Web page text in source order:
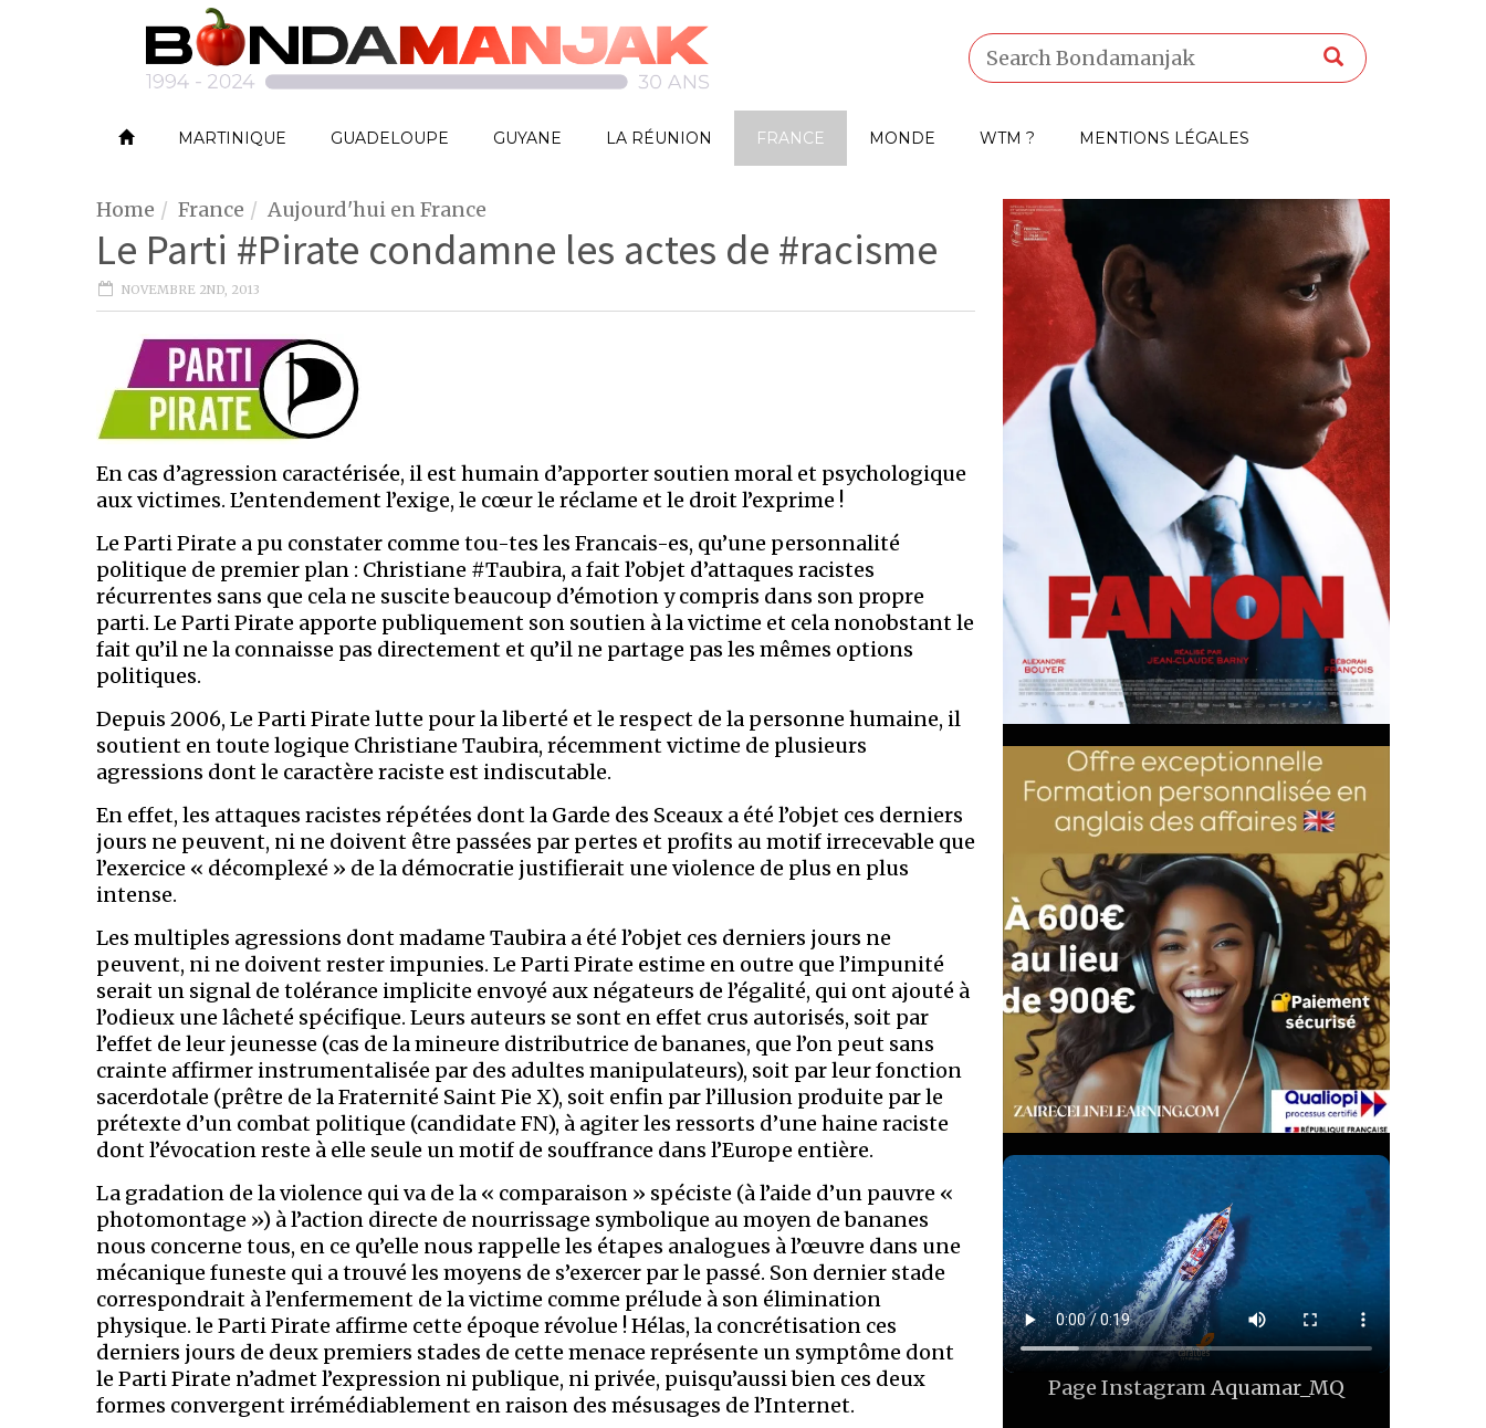
MARTINIQUE GUADELOUPE GUYANE LA RÉUNION FRANCE MONDE WTM ? MENTIONS LÉGALES
Home France Aujourd'hui en France
Le Parti #Pirate condamne les actes de #racisme
NOVEMBRE 2ND, 2013
En cas d’agression caractérisée, il est humain d’apporter soutien moral et psychologique
aux victimes. L’entendement l’exige, le cœur le réclame et le droit l’exprime !
Le Parti Pirate a pu constater comme tou-tes les Francais-es, qu’une personnalité
politique de premier plan : Christiane #Taubira, a fait l’objet d’attaques racistes
récurrentes sans que cela ne suscite beaucoup d’émotion y compris dans son propre
parti. Le Parti Pirate apporte publiquement son soutien à la victime et cela nonobstant le
fait qu’il ne la connaisse pas directement et qu’il ne partage pas les mêmes options
politiques.
Depuis 2006, Le Parti Pirate lutte pour la liberté et le respect de la personne humaine, il
soutient en toute logique Christiane Taubira, récemment victime de plusieurs
agressions dont le caractère raciste est indiscutable.
En effet, les attaques racistes répétées dont la Garde des Sceaux a été l’objet ces derniers
jours ne peuvent, ni ne doivent être passées par pertes et profits au motif irrecevable que
l’exercice « décomplexé » de la démocratie justifierait une violence de plus en plus
intense.
Les multiples agressions dont madame Taubira a été l’objet ces derniers jours ne
peuvent, ni ne doivent rester impunies. Le Parti Pirate estime en outre que l’impunité
serait un signal de tolérance implicite envoyé aux négateurs de l’égalité, qui ont ajouté à
l’odieux une lâcheté spécifique. Leurs auteurs se sont en effet crus autorisés, soit par
l’effet de leur jeunesse (cas de la mineure distributrice de bananes, que l’on peut sans
crainte affirmer instrumentalisée par des adultes manipulateurs), soit par leur fonction
sacerdotale (prêtre de la Fraternité Saint Pie X), soit enfin par l’illusion produite par le
prétexte d’un combat politique (candidate FN), à agiter les ressorts d’une haine raciste
dont l’évocation reste à elle seule un motif de souffrance dans l’Europe entière.
La gradation de la violence qui va de la « comparaison » spéciste (à l’aide d’un pauvre «
photomontage ») à l’action directe de nourrissage symbolique au moyen de bananes
nous concerne tous, en ce qu’elle nous rappelle les étapes analogues à l’œuvre dans une
mécanique funeste qui a trouvé les moyens de s’exercer par le passé. Son dernier stade
correspondrait à l’enfermement de la victime comme prélude à son élimination
physique. le Parti Pirate affirme cette époque révolue ! Hélas, la concrétisation ces
derniers jours de deux premiers stades de cette menace représente un symptôme dont
le Parti Pirate n’admet l’expression ni publique, ni privée, puisqu’aussi bien ces deux
formes convergent irrémédiablement en raison des mésusages de l’Internet.
Page InstagramAquamar_MQ